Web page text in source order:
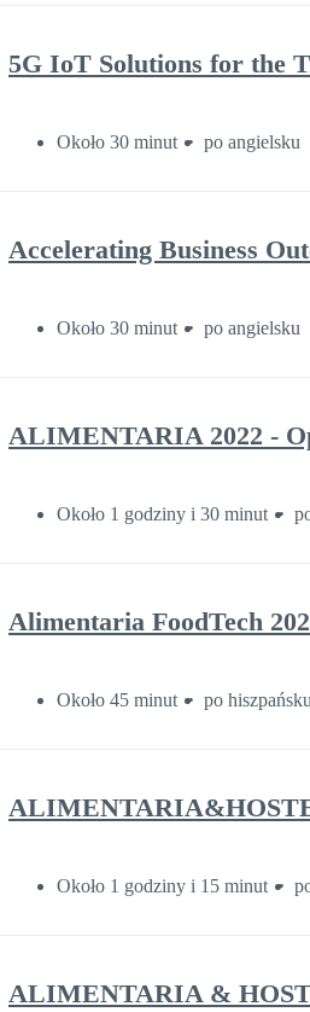
5G IoT Solutions for the
Około 30 minut po angielsku
Accelerating Business
Około 30 minut po angielsku
ALIMENTARIA 2022 -
Około 1 godziny i 30 minut
Alimentaria FoodTech
Około 45 minut po hiszpańsku
Około 1 godziny i 15 minut
ALIMENTARIA &